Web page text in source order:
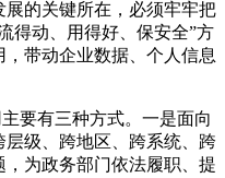
展的关键所在，必须牢牢把
得动、用得好、保安全”方
带动企业数据、个人信息
要有三种方式。一是面向
级、跨地区、跨系统、跨
为政务部门依法履职、提